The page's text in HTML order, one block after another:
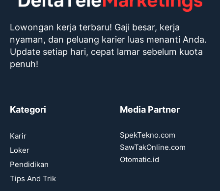
Lowongan kerja terbaru! Gaji besar, kerja
nyaman, dan peluang karier luas menanti Anda.
Update setiap hari, cepat lamar sebelum kuota
penuh!
Kategori
Karir
Loker
Pendidikan
Tips And Trik
Media Partner
SpekTekno.com
SawTakOnline.com
Otomatic.id